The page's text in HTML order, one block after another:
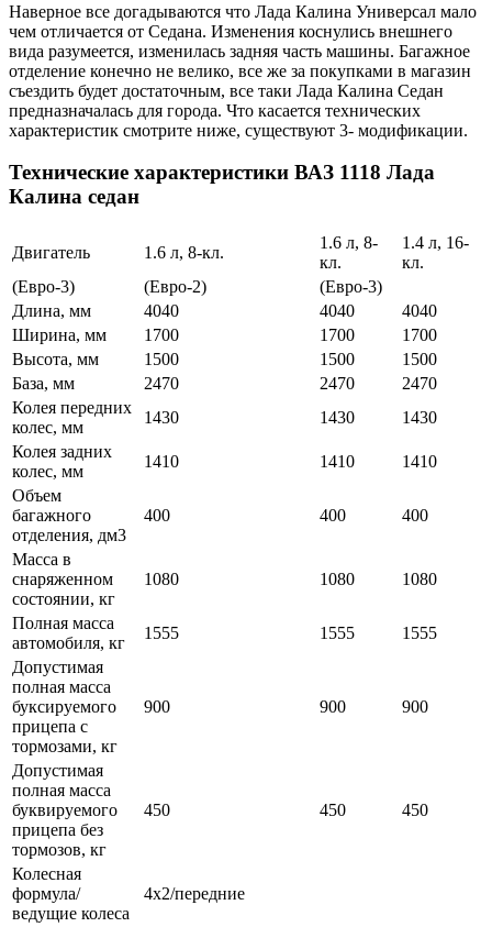
Наверное все догадываются что Лада Калина Универсал мало
чем отличается от Седана. Изменения коснулись внешнего
вида разумеется, изменилась задняя часть машины. Багажное
отделение конечно не велико, все же за покупками в магазин
съездить будет достаточным, все таки Лада Калина Седан
предназначалась для города. Что касается технических
характеристик смотрите ниже, существуют 3- модификации.
Технические характеристики ВАЗ 1118 Лада
Калина седан
Двигатель 1.6 л, 8-кл.
1.6 л, 8-
кл.
1.4 л, 16-
кл.
(Евро-3)
(Евро-2)
(Евро-3)
Длина, мм
4040 4040
4040
Ширина, мм
1700 1700
1700
Высота, мм
1500 1500
1500
База, мм
2470 2470
2470
Колея передних
колес, мм
1430 1430
1430
Колея задних
колес, мм
1410 1410
1410
Объем
багажного
отделения, дм3
400 400 400
Масса в
снаряженном
состоянии, кг
1080 1080 1080
Полная масса
автомобиля, кг
1555 1555
1555
Допустимая
полная масса
буксируемого
прицепа с
тормозами, кг
900 900 900
Допустимая
полная масса
буквируемого
прицепа без
тормозов, кг
450 450 450
Колесная
формула/
ведущие колеса
4х2/передние